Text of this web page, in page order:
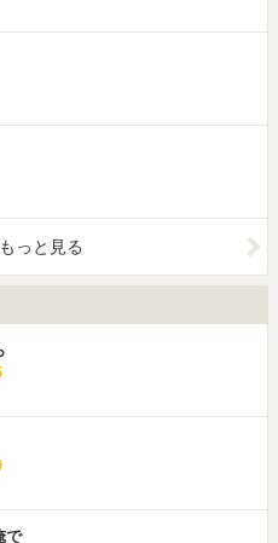
っと見る
で